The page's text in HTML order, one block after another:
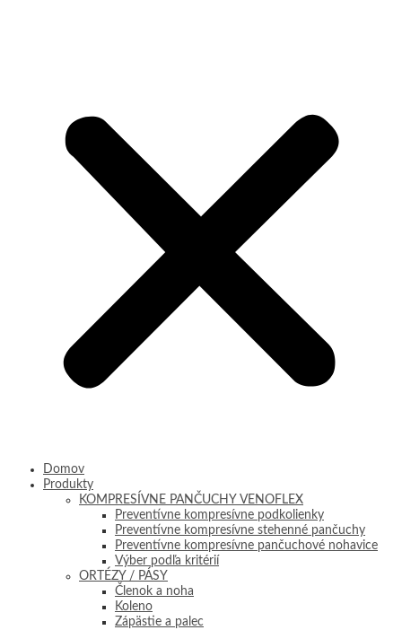
Domov
Produkty
KOMPRESÍVNE PANČUCHY VENOFLEX
Preventívne kompresívne podkolienky
Preventívne kompresívne stehenné pančuchy
Preventívne kompresívne pančuchové nohavice
Výber podľa kritérií
ORTÉZY / PÁSY
Členok a noha
Koleno
Zápästie a palec